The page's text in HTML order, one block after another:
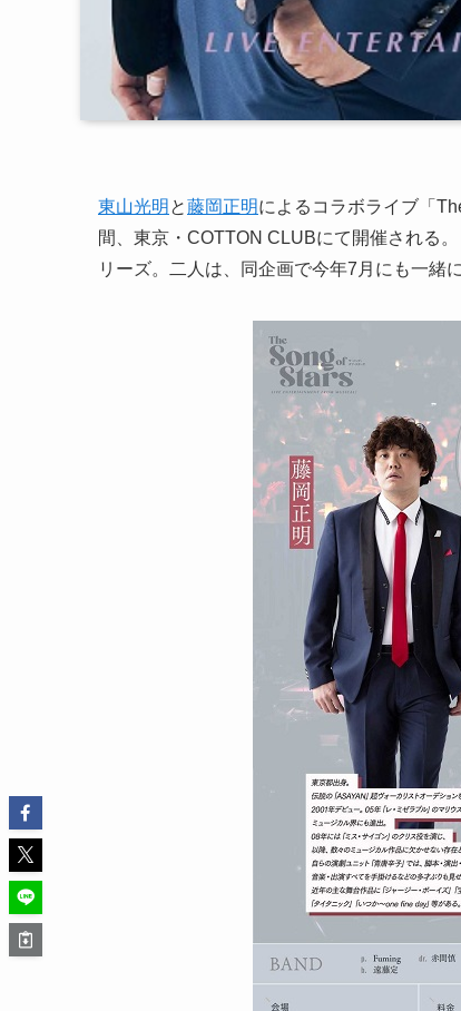
東山光明 と藤岡正明によるコラボライブ「
間、東京・COTTON CLUBにて開催される
リーズ。二人は、同企画で今年7月にも一緒